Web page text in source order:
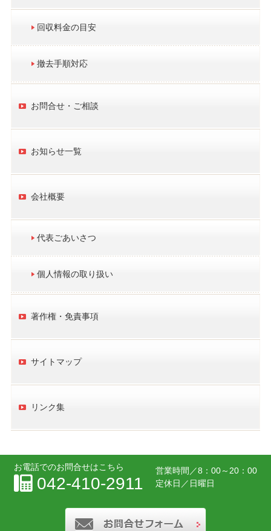
回収料金の目安
撤去手順対応
お問合せ・ご相談
お知らせ一覧
会社概要
代表ごあいさつ
個人情報の取り扱い
著作権・免責事項
サイトマップ
リンク集
お電話でのお問合せはこちら
042-410-2911
営業時間／8：00～20：00
定休日／日曜日